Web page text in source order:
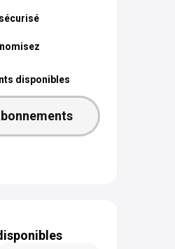
disponibles